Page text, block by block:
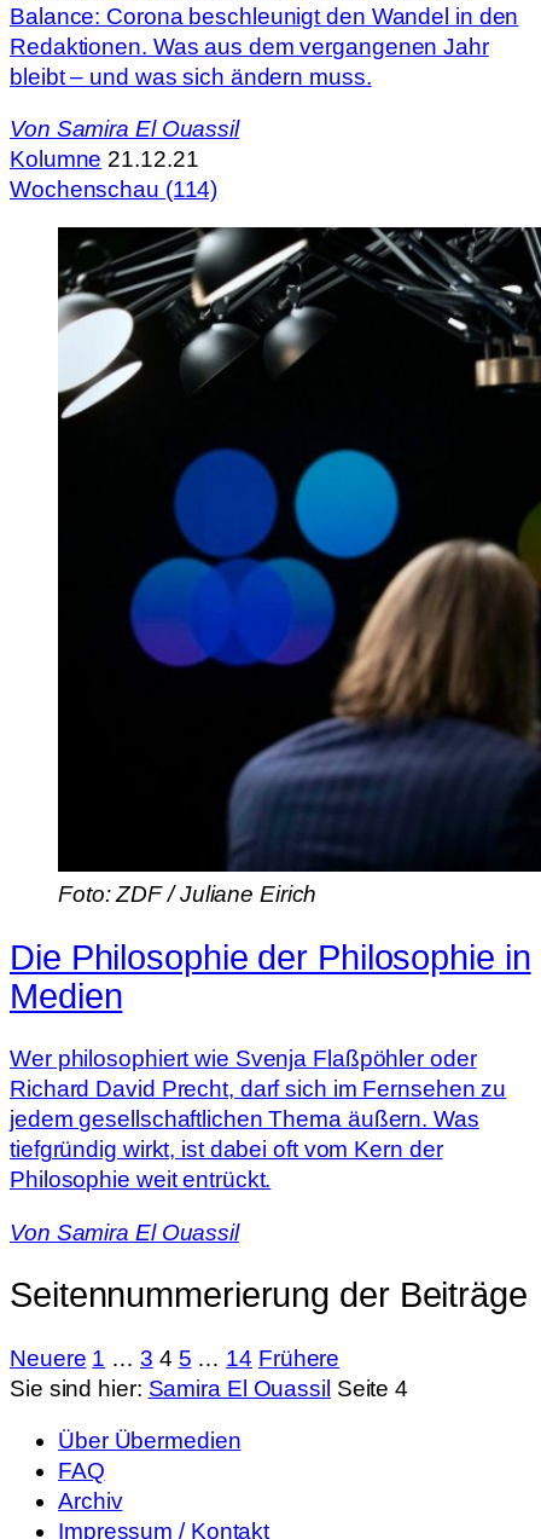
Balance: Corona beschleunigt den Wandel in den
Redaktionen. Was aus dem vergangenen Jahr
bleibt – und was sich ändern muss.
Von Samira El Ouassil
Kolumne 21.12.21
Wochenschau (114)
Foto: ZDF / Juliane Eirich
Die Philosophie der Philosophie in
Medien
Wer philosophiert wie Svenja Flaßpöhler oder
Richard David Precht, darf sich im Fernsehen zu
jedem gesellschaftlichen Thema äußern. Was
tiefgründig wirkt, ist dabei oft vom Kern der
Philosophie weit entrückt.
Von Samira El Ouassil
Seitennummerierung der Beiträge
Neuere 1 … 3 4 5 … 14 Frühere
Sie sind hier: Samira El Ouassil Seite 4
Über Übermedien
FAQ
Archiv
Impressum / Kontakt